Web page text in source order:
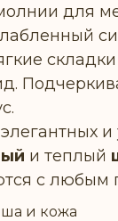
для
и теплый
с любым
и кожа